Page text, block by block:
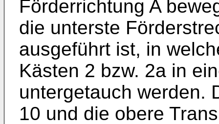
Förderrichtung A
die unterste
ausgeführt ist, in
Kästen 2 bzw. 2a in
untergetauch werden.
10 und die obere